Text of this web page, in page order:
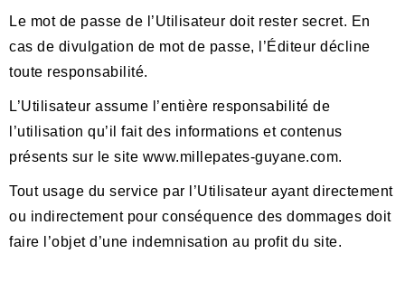
Le mot de passe de l’Utilisateur doit rester secret. En
cas de divulgation de mot de passe, l’Éditeur décline
toute responsabilité.
L’Utilisateur assume l’entière responsabilité de
l’utilisation qu’il fait des informations et contenus
présents sur le site www.millepates-guyane.com.
Tout usage du service par l’Utilisateur ayant directement
ou indirectement pour conséquence des dommages doit
faire l’objet d’une indemnisation au profit du site.